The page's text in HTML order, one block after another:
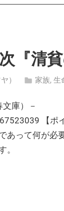
『清貧
） 家族, 生
文庫）－
【ポ
あって何が
。